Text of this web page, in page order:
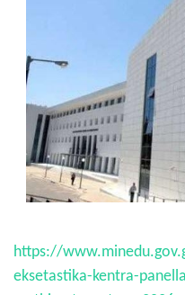
https://
eksetastika-kentra-